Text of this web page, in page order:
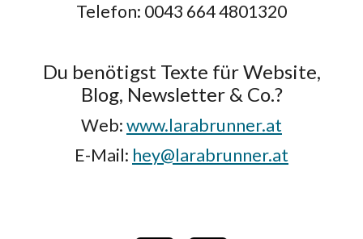
Telefon: 0043 664 4801320
Du benötigst Texte für Website,
Blog, Newsletter & Co.?
Web:www.larabrunner.at
E-Mail: hey@larabrunner.at